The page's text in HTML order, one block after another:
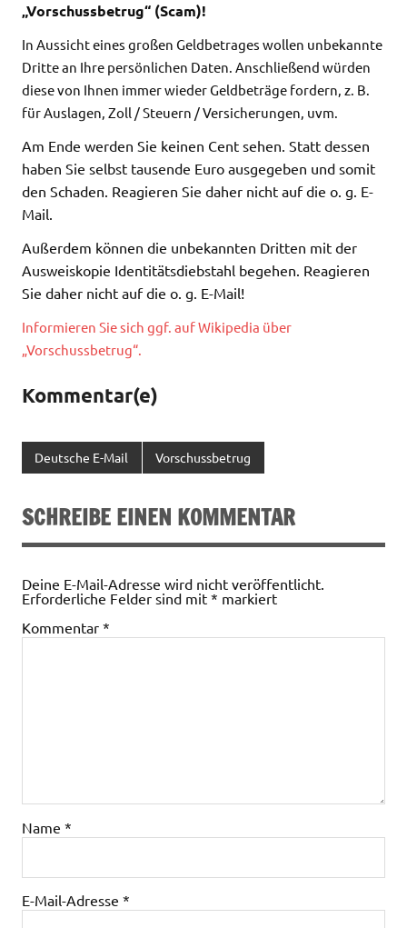
„Vorschussbetrug“ (Scam)!
In Aussicht eines großen Geldbetrages wollen unbekannte
Dritte an Ihre persönlichen Daten. Anschließend würden
diese von Ihnen immer wieder Geldbeträge fordern, z. B.
für Auslagen, Zoll / Steuern / Versicherungen, uvm.
Am Ende werden Sie keinen Cent sehen. Statt dessen
haben Sie selbst tausende Euro ausgegeben und somit
den Schaden. Reagieren Sie daher nicht auf die o. g. E-
Mail.
Außerdem können die unbekannten Dritten mit der
Ausweiskopie Identitätsdiebstahl begehen. Reagieren
Sie daher nicht auf die o. g. E-Mail!
Informieren Sie sich ggf. auf Wikipedia über
„Vorschussbetrug“.
Kommentar(e)
Deutsche E-Mail Vorschussbetrug
SCHREIBE EINEN KOMMENTAR
Deine E-Mail-Adresse wird nicht veröffentlicht.
Erforderliche Felder sind mit * markiert
Kommentar *
Name *
E-Mail-Adresse *